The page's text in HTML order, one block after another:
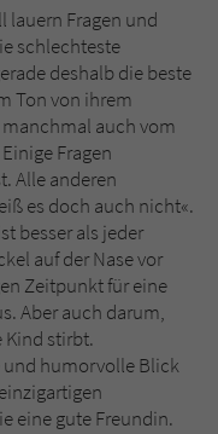
lauern Fragen und
schlechteste
deshalb die beste
Ton von ihrem
auch vom
Fragen
Alle anderen
es doch auch nicht«.
besser als jeder
auf der Nase vor
Zeitpunkt für eine
Aber auch darum,
Kind stirbt.
humorvolle Blick
eine gute Freundin.
& Co. KG
die
mit dem
um z. B. den
zu